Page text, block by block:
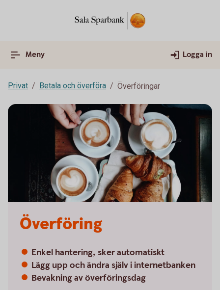
Meny Logga in
Privat Betala och överföra Överföringar
Överföring
Enkel hantering, sker automatiskt
Lägg upp och ändra själv i internetbanken
Bevakning av överföringsdag